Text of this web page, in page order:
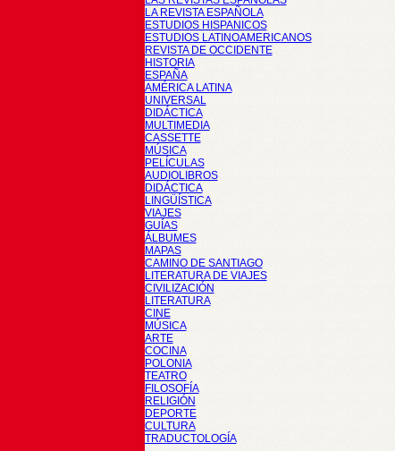
LA REVISTA ESPAÑOLA
ESTUDIOS HISPANICOS
ESTUDIOS LATINOAMERICANOS
REVISTA DE OCCIDENTE
HISTORIA
ESPAÑA
AMÉRICA LATINA
UNIVERSAL
DIDÁCTICA
MULTIMEDIA
CASSETTE
MÚSICA
PELÍCULAS
AUDIOLIBROS
DIDÁCTICA
LINGÜÍSTICA
VIAJES
GUÍAS
ÁLBUMES
MAPAS
CAMINO DE SANTIAGO
LITERATURA DE VIAJES
CIVILIZACIÓN
LITERATURA
CINE
MÚSICA
ARTE
COCINA
POLONIA
TEATRO
FILOSOFÍA
RELIGIÓN
DEPORTE
CULTURA
TRADUCTOLOGÍA